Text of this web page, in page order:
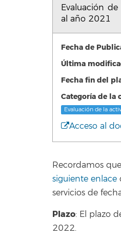
Evaluación
al año 2021
Fecha de
Última
Fecha fin del
Categoría de la
Evaluación de la
Acceso al
Recordamos
siguiente enlace
servicios de
Plazo: El plazo
2022.